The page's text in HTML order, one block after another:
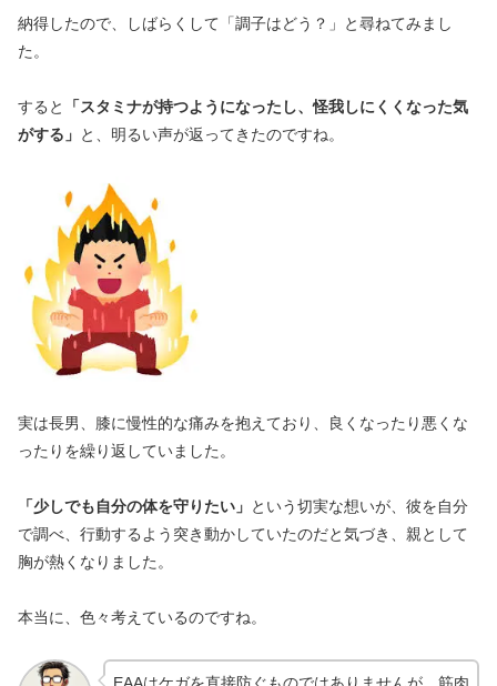
納得したので、しばらくして「調子はどう？」と尋ねてみまし
た。
すると
「スタミナが持つようになったし、怪我しにくくなった気
がする」 と、明るい声が返ってきたのですね。
実は長男、膝に慢性的な痛みを抱えており、良くなったり悪くな
ったりを繰り返していました。
「少しでも自分の体を守りたい」 という切実な想いが、彼を自分
で調べ、行動するよう突き動かしていたのだと気づき、親として
胸が熱くなりました。
本当に、色々考えているのですね。